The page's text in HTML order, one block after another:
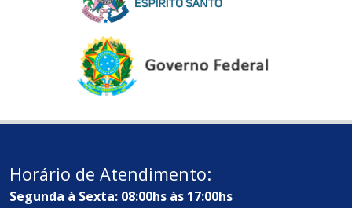
Horário de Atendimento:
Segunda à Sexta: 08:00hs às 17:00hs